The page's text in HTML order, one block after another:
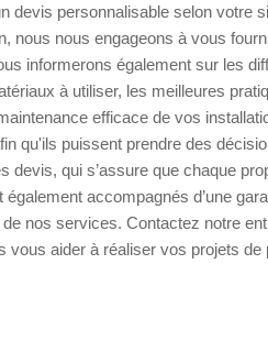
devis personnalisable selon votre
nous nous engageons à vous
informerons également sur les
à utiliser, les meilleures
efficace de vos
qu'ils puissent prendre des
devis, qui s’assure que chaque
accompagnés d’une
nos services. Contactez notre
vous aider à réaliser vos projets de